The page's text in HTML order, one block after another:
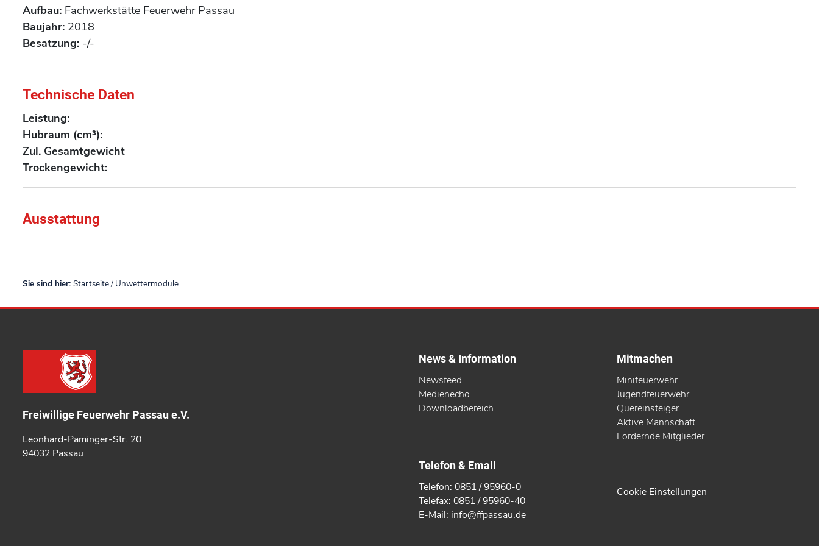
Aufbau: Fachwerkstätte Feuerwehr Passau
Baujahr: 2018
Besatzung: -/-
Technische Daten
Leistung:
Hubraum (cm³):
Zul. Gesamtgewicht
Trockengewicht:
Ausstattung
Sie sind hier: Startseite/ Unwettermodule
Freiwillige Feuerwehr Passau e.V.
Leonhard-Paminger-Str. 20
94032 Passau
News & Information
Newsfeed
Medienecho
Downloadbereich
Telefon & Email
Telefon: 0851 / 95960-0
Telefax: 0851 / 95960-40
E-Mail: info@ffpassau.de
Mitmachen
Minifeuerwehr
Jugendfeuerwehr
Quereinsteiger
Aktive Mannschaft
Fördernde Mitglieder
Cookie Einstellungen